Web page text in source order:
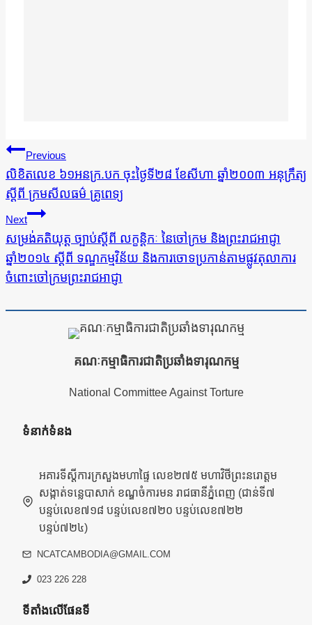
ការ​
នាំទិស​
ប្រកាស
Previous
លិខិតលេខ ៦១អនក្រ.បក ចុះថ្ងៃទី២៨ ខែសីហា ឆ្នាំ២០០៣ អនុក្រឹត្យ
ស្ដីពី ក្រមសីលធ​​ម៌ គ្រូពេទ្យ
Next
សម្រង់គតិយុត្ដ ច្បាប់ស្ដីពី លក្ខន្ដិកៈ នៃចៅក្រម និងព្រះរាជអាជ្ញា
ឆ្នាំ២០១៤ ស្ដីពី ទណ្ឌកម្មវិន័យ និងការចោទប្រកាន់តាមផ្លូវតុលាការ
ចំពោះចៅក្រមព្រះរាជអាជ្ញា
គណៈកម្មាធិការជាតិប្រឆាំងទារុណកម្ម
National Committee Against Torture
ទំនាក់ទំនង
អគារទីស្តីការក្រសួងមហាផ្ទៃ លេខ២៧៥ មហាវិថីព្រះនរោត្តម
សង្កាត់ទន្លេបាសាក់ ខណ្ឌចំការមន រាជធានីភ្នំពេញ (ជាន់ទី៧
បន្ទប់លេខ៧១៨ បន្ទប់លេខ៧២០ បន្ទប់លេខ៧២២
បន្ទប់៧២៤)
NCATCAMBODIA@GMAIL.COM
023 226 228
ទីតាំងលើផែនទី